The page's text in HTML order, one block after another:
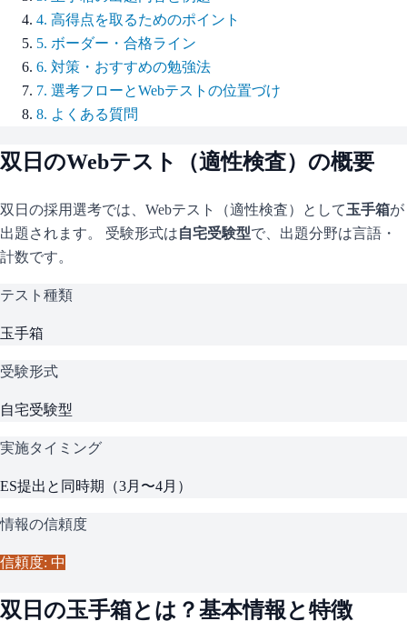
4. 高得点を取るためのポイント
5. ボーダー・合格ライン
6. 対策・おすすめの勉強法
7. 選考フローとWebテストの位置づけ
8. よくある質問
双日 のWebテスト（適性検査）の概要
双日 の採用選考では、Webテスト（適性検査）として玉手箱が
出題されます。 受験形式は自宅受験型で、 出題分野は言語・
計数です。
テスト種類
玉手箱
受験形式
自宅受験型
実施タイミング
ES提出と同時期（3月〜4月）
情報の信頼度
信頼度: 中
双日 の玉手箱とは？基本情報と特徴